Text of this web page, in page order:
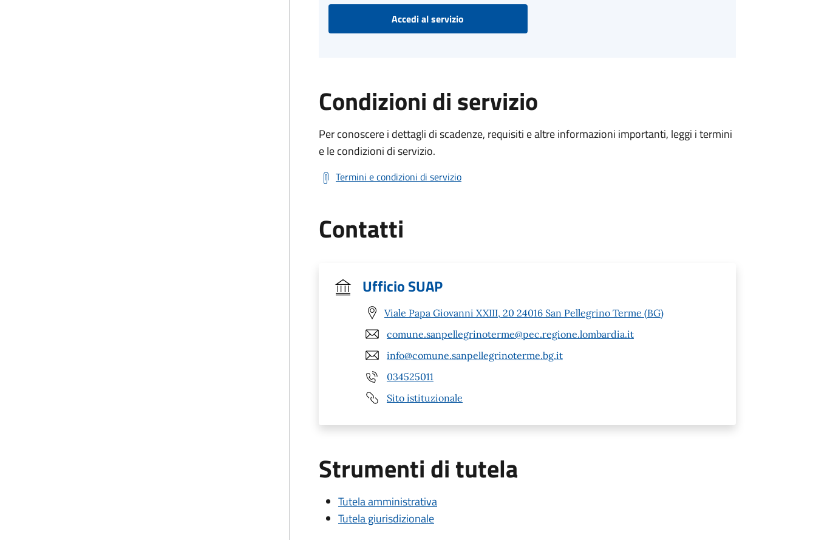
Accedi al servizio
Condizioni di servizio
Per conoscere i dettagli di scadenze, requisiti e altre informazioni importanti, leggi i termini
e le condizioni di servizio.
Termini e condizioni di servizio
Contatti
Ufficio SUAP
Viale Papa Giovanni XXIII, 20 24016 San Pellegrino Terme (BG)
comune.sanpellegrinoterme@pec.regione.lombardia.it
info@comune.sanpellegrinoterme.bg.it
034525011
Sito istituzionale
Strumenti di tutela
Tutela amministrativa
Tutela giurisdizionale